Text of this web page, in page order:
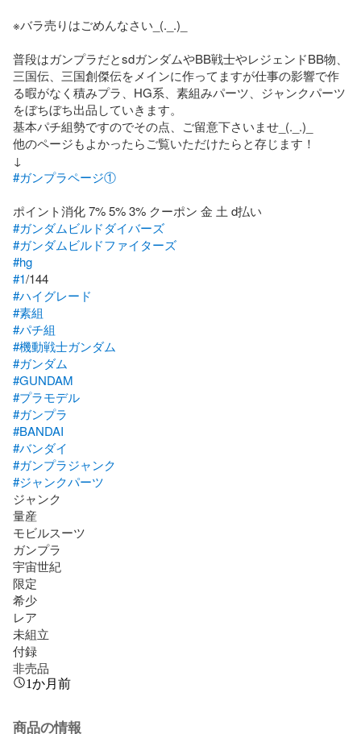
※バラ売りはごめんなさい_(._.)_
普段はガンプラだとsdガンダムやBB戦士やレジェンドBB物、
三国伝、三国創傑伝をメインに作ってますが仕事の影響で作
る暇がなく積みプラ、HG系、素組みパーツ、ジャンクパーツ
をぼちぼち出品していきます。
基本パチ組勢ですのでその点、ご留意下さいませ_(._.)_
他のページもよかったらご覧いただけたらと存じます！
#ガンプラページ①
#ガンダムビルドダイバーズ
#ガンダムビルドファイターズ
#hg
#1
#ハイグレード
#素組
#パチ組
#機動戦士ガンダム
#ガンダム
#GUNDAM
#プラモデル
#ガンプラ
#BANDAI
#バンダイ
#ガンプラジャンク
#ジャンクパーツ
ジャンク
量産
モビルスーツ
ガンプラ
宇宙世紀
限定
希少
レア
未組立
付録
非売品
1か月前
商品の情報